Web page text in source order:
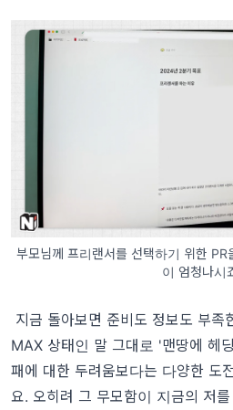
부모님께 프리랜서를 선택하기 위한
이 엄청나시
지금 돌아보면 준비도 정보도 부족
MAX 상태인 말 그대로 '맨땅에 헤
패에 대한 두려움보다는 다양한 도
요. 오히려 그 무모함이 지금의 저